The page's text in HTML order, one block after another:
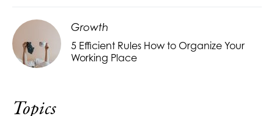
Growth
5 Efficient Rules How to Organize Your
Working Place
Topics